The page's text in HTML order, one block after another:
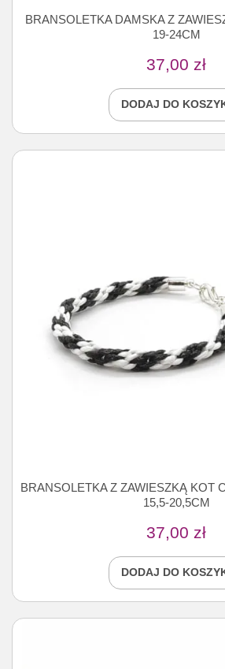
BRANSOLETKA DAMSKA Z
19-24CM
37,00 zł
DODAJ DO
BRANSOLETKA Z ZAWIESZKĄ KOT
15,5-20,5CM
37,00 zł
DODAJ DO